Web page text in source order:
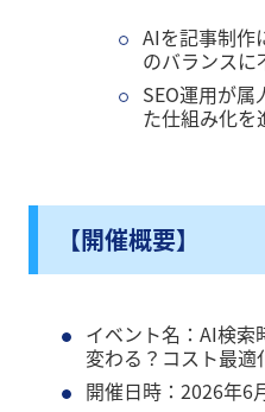
AIを記事制作
のバランスに
SEO運用が
た仕組み化を
【開催概要】
イベント名：AI検索
変わる？コスト最適
開催日時：2026年6